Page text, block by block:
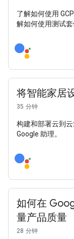
了解如何使用
解如何使用测试套
将智能家居
35 分钟
构建和部署云到
Google 助理。
如何在
量产品质量
28 分钟